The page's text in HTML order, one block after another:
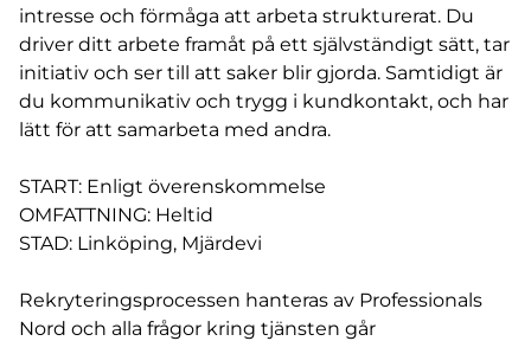
intresse och förmåga att arbeta strukturerat. Du
driver ditt arbete framåt på ett självständigt sätt, tar
initiativ och ser till att saker blir gjorda. Samtidigt är
du kommunikativ och trygg i kundkontakt, och har
lätt för att samarbeta med andra.
START: Enligt överenskommelse
OMFATTNING: Heltid
STAD: Linköping, Mjärdevi
Rekryteringsprocessen hanteras av Professionals
Nord och alla frågor kring tjänsten går